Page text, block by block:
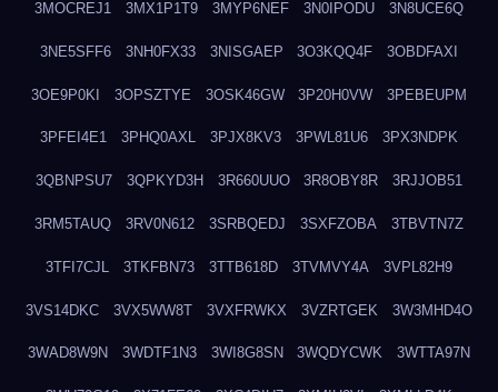
3MOCREJ1 3MX1P1T9 3MYP6NEF 3N0IPODU 3N8UCE6Q
3NE5SFF6 3NH0FX33 3NISGAEP 3O3KQQ4F 3OBDFAXI
3OE9P0KI 3OPSZTYE 3OSK46GW 3P20H0VW 3PEBEUPM
3PFEI4E1 3PHQ0AXL 3PJX8KV3 3PWL81U6 3PX3NDPK
3QBNPSU7 3QPKYD3H 3R660UUO 3R8OBY8R 3RJJOB51
3RM5TAUQ 3RV0N612 3SRBQEDJ 3SXFZOBA 3TBVTN7Z
3TFI7CJL 3TKFBN73 3TTB618D 3TVMVY4A 3VPL82H9
3VS14DKC 3VX5WW8T 3VXFRWKX 3VZRTGEK 3W3MHD4O
3WAD8W9N 3WDTF1N3 3WI8G8SN 3WQDYCWK 3WTTA97N